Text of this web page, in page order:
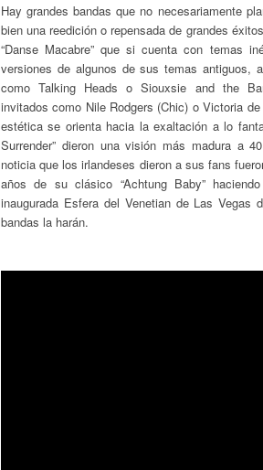
Hay grandes bandas que no necesariamente
bien una reedición o repensada de grandes
“Danse Macabre” que si cuenta con temas
versiones de algunos de sus temas antiguos,
como Talking Heads o Siouxsie and the
invitados como Nile Rodgers (Chic) o Victoria
estética se orienta hacia la exaltación a lo
Surrender” dieron una visión más madura a
noticia que los irlandeses dieron a sus fans
años de su clásico “Achtung Baby”
inaugurada Esfera del Venetian de Las Vegas
bandas la harán.